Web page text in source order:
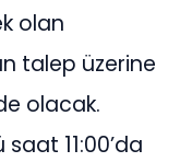
olan
talep üzerine
olacak.
11:00’da